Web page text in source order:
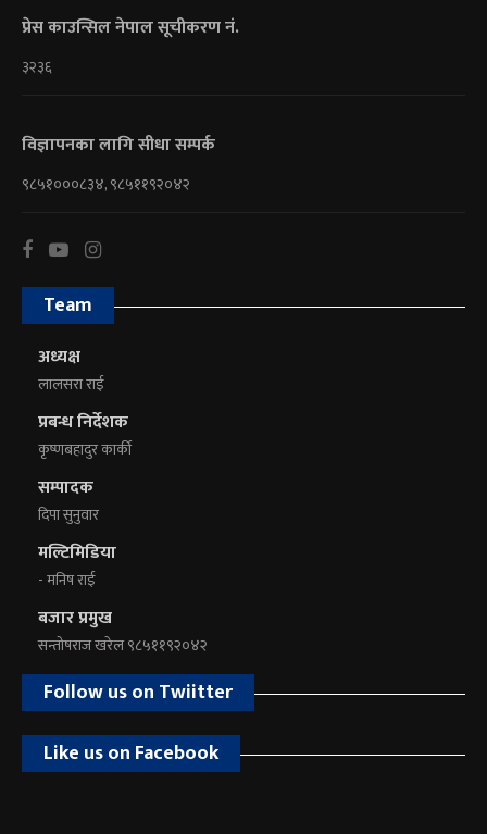
प्रेस काउन्सिल नेपाल सूचीकरण नं.
३२३६
विज्ञापनका लागि सीधा सम्पर्क
९८५१०००८३४, ९८५११९२०४२
Team
अध्यक्ष
लालसरा राई
प्रबन्ध निर्देशक
कृष्णबहादुर कार्की
सम्पादक
दिपा सुनुवार
मल्टिमिडिया
- मनिष राई
बजार प्रमुख
सन्तोषराज खरेल ९८५११९२०४२
Follow us on Twiitter
Like us on Facebook